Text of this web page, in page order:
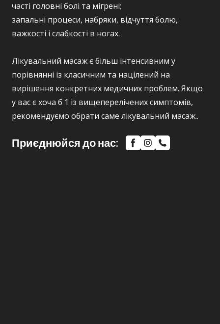
часті головні болі та мігрені;
запальні процеси, набряки, відчуття болю,
важкості і слабкості в ногах.
Лікувальний масаж є більш інтенсивним у
порівнянні із класичним та націлений на
вирішення конкретних медичних проблем. Якщо
у вас є хоча б 1 із вищеперелічених симптомів,
рекомендуємо обрати саме лікувальний масаж..
Приєднюйся до нас: